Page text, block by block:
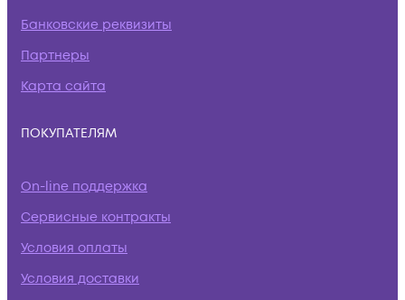
Банковские реквизиты
Партнеры
Карта сайта
ПОКУПАТЕЛЯМ
On-line поддержка
Сервисные контракты
Условия оплаты
Условия доставки